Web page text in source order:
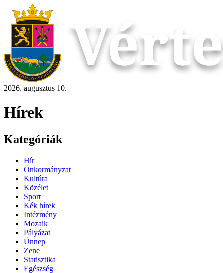
2026. augusztus 10.
Hírek
Kategóriák
Hír
Önkormányzat
Kultúra
Közélet
Sport
Kék hírek
Intézmény
Mozaik
Pályázat
Ünnep
Zene
Statisztika
Egészség